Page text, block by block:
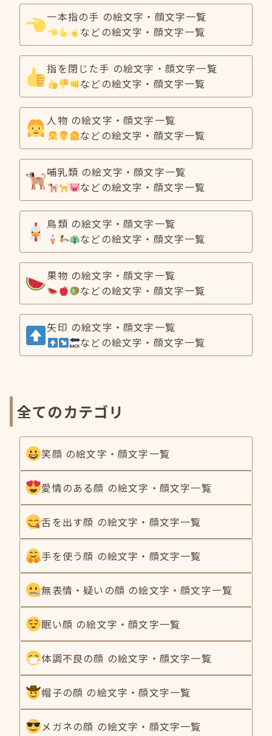
一本指の手 の絵文字・顔文字一覧
などの絵文字・顔文字一覧
指を閉じた手 の絵文字・顔文字一覧
などの絵文字・顔文字一覧
人物 の絵文字・顔文字一覧
などの絵文字・顔文字一覧
哺乳類 の絵文字・顔文字一覧
などの絵文字・顔文字一覧
鳥類 の絵文字・顔文字一覧
などの絵文字・顔文字一覧
果物 の絵文字・顔文字一覧
などの絵文字・顔文字一覧
矢印 の絵文字・顔文字一覧
などの絵文字・顔文字一覧
全てのカテゴリ
笑顔 の絵文字・顔文字一覧
愛情のある顔 の絵文字・顔文字一覧
舌を出す顔 の絵文字・顔文字一覧
手を使う顔 の絵文字・顔文字一覧
無表情・疑いの顔 の絵文字・顔文字一覧
眠い顔 の絵文字・顔文字一覧
体調不良の顔 の絵文字・顔文字一覧
帽子の顔 の絵文字・顔文字一覧
メガネの顔 の絵文字・顔文字一覧